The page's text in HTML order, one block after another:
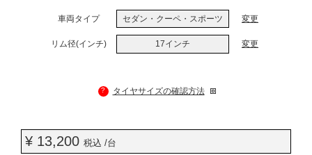
車両タイプ セダン・クーペ・スポーツ 変更
リム径(インチ) 17インチ 変更
? タイヤサイズの確認方法
¥ 13,200 税込 /台